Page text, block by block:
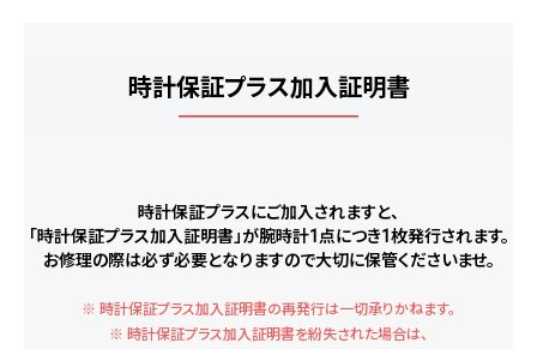
時計保証プラス加入証明書
時計保証プラスにご加入されますと、
「時計保証プラス加入証明書」が腕時計1点につき1枚発行されます。
お修理の際は必ず必要となりますので大切に保管くださいませ。
※ 時計保証プラス加入証明書の再発行は一切承りかねます。
※ 時計保証プラス加入証明書を紛失された場合は、